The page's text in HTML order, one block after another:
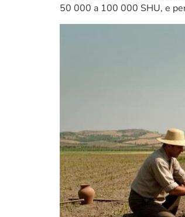
50 000 a 100 000 SHU, e